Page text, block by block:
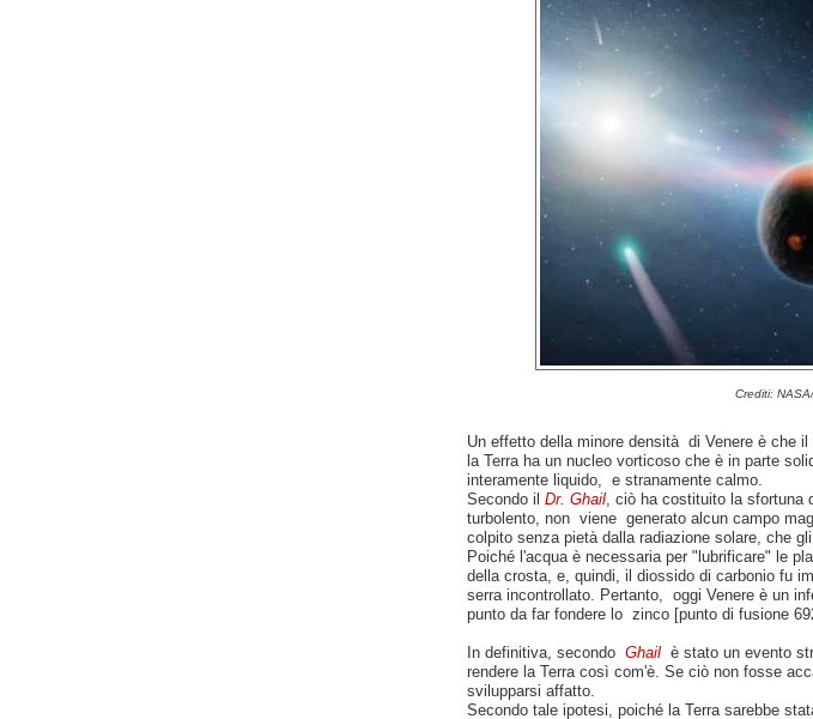
Crediti:
Un effetto della minore densità di Venere è che
la Terra ha un nucleo vorticoso che è in parte
interamente liquido, e stranamente calmo.
Secondo il Dr. Ghail, ciò ha costituito la sfortuna
turbolento, non viene generato alcun campo
colpito senza pietà dalla radiazione solare, che
Poiché l'acqua è necessaria per "lubrificare" le
della crosta, e, quindi, il diossido di carbonio fu
serra incontrollato. Pertanto, oggi Venere è un
punto da far fondere lo zinco [punto di fusione
In definitiva, secondo Ghailè stato un evento
rendere la Terra così com'è. Se ciò non fosse
svilupparsi affatto.
Secondo tale ipotesi, poiché la Terra sarebbe